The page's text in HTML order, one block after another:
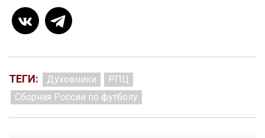
ТЕГИ: Духовники
РПЦ
Сборная России по футболу